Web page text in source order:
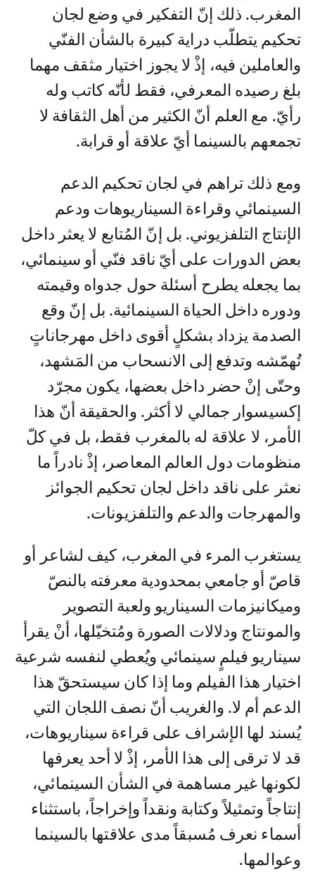
المغرب. ذلك إنّ التفكير في وضع لجان
تحكيم يتطلّب دراية كبيرة بالشأن الفنّي
والعاملين فيه، إذْ لا يجوز اختيار مثقف مهما
بلغ رصيده المعرفي، فقط لأنّه كاتب وله
رأيّ. مع العلم أنّ الكثير من أهل الثقافة لا
تجمعهم بالسينما أيّ علاقة أو قرابة.
ومع ذلك تراهم في لجان تحكيم الدعم
السينمائي وقراءة السيناريوهات ودعم
الإنتاج التلفزيوني. بل إنّ المُتابع لا يعثر داخل
بعض الدورات على أيّ ناقد فنّي أو سينمائي،
بما يجعله يطرح أسئلة حول جدواه وقيمته
ودوره داخل الحياة السينمائية. بل إنّ وقع
الصدمة يزداد بشكلٍ أقوى داخل مهرجاناتٍ
تُهمّشه وتدفع إلى الانسحاب من المَشهد،
وحتّى إنْ حضر داخل بعضها، يكون مجرّد
إكسيسوار جمالي لا أكثر. والحقيقة أنّ هذا
الأمر، لا علاقة له بالمغرب فقط، بل في كلّ
منظومات دول العالم المعاصر، إذْ نادراً ما
نعثر على ناقد داخل لجان تحكيم الجوائز
والمهرجات والدعم والتلفزيونات.
يستغرب المرء في المغرب، كيف لشاعر أو
قاصّ أو جامعي بمحدودية معرفته بالنصّ
وميكانيزمات السيناريو ولعبة التصوير
والمونتاج ودلالات الصورة ومُتخيّلها، أنْ يقرأ
سيناريو فيلمٍ سينمائي ويُعطي لنفسه شرعية
اختيار هذا الفيلم وما إذا كان سيستحقّ هذا
الدعم أم لا. والغريب أنّ نصف اللجان التي
يُسند لها الإشراف على قراءة سيناريوهات،
قد لا ترقى إلى هذا الأمر، إذْ لا أحد يعرفها
لكونها غير مساهمة في الشأن السينمائي،
إنتاجاً وتمثيلاً وكتابة ونقداً وإخراجاً، باستثناء
أسماء نعرف مُسبقاً مدى علاقتها بالسينما
وعوالمها.